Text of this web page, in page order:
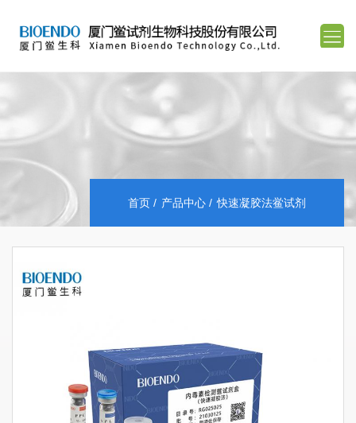
首页 产品中心 快速凝胶法鲎试剂